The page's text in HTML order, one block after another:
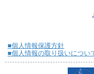
■個人情報保護方針
■個人情報の取り扱いについ